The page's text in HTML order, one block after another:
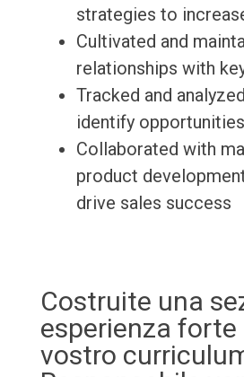
strategies to
Cultivated and
relationships with
Tracked and
identify
Collaborated with
product
drive sales success
Costruite una
esperienza forte
vostro